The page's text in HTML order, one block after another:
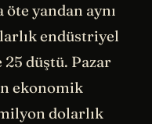
yandan aynı
endüstriyel
25 düştü. Pazar
ekonomik
dolarlık